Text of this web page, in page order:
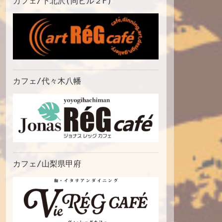
カフェ/代々木八幡
カフェ/山梨県甲府